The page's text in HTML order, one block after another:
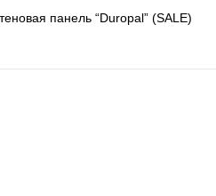
панель “Duropal” (SALE)